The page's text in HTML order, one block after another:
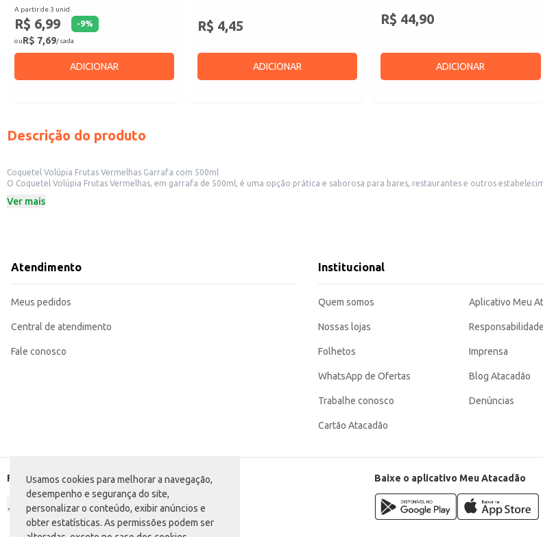
Usamos cookies para melhorar a navegação,
desempenho e segurança do site,
personalizar o conteúdo, exibir anúncios e
obter estatísticas. As permissões podem ser
A partir de 3 unid.
R$ 6,99 -9%
ouR$ 7,69/ cada
ADICIONAR
R$ 4,45
ADICIONAR
R$ 44,90
ADICIONAR
Descrição do produto
Coquetel Volúpia Frutas Vermelhas Garrafa com 500ml
O Coquetel Volúpia Frutas Vermelhas, em garrafa de 500ml, é uma opção prática e saborosa para bares, restaurantes e outros
Ideal para servir puro ou como base para outros coquetéis.
Ofereça como opção pronta para consumo em seu estabelecimento, agilizando o atendimento.
O Coquetel Volúpia Frutas Vermelhas proporciona praticidade e sabor, sendo uma escolha inteligente para quem busca otimizar o
Ver mais
Atendimento
Meus pedidos
Central de atendimento
Fale conosco
Institucional
Quem somos
Nossas lojas
Folhetos
WhatsApp de Ofertas
Trabalhe conosco
Cartão Atacadão
Aplicativo Meu
Imprensa
Blog Atacadão
Denúncias
Formas de pagamento Baixe o aplicativo Meu Atacadão